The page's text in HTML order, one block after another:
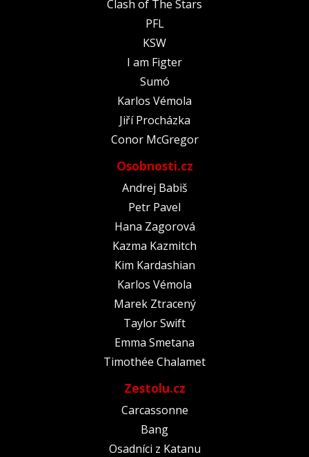
Clash of The Stars
PFL
KSW
I am Figter
Sumó
Karlos Vémola
Jiří Procházka
Conor McGregor
Osobnosti.cz
Andrej Babiš
Petr Pavel
Hana Zagorová
Kazma Kazmitch
Kim Kardashian
Karlos Vémola
Marek Ztracený
Taylor Swift
Emma Smetana
Timothée Chalamet
Zestolu.cz
Carcassonne
Bang
Osadníci z Katanu